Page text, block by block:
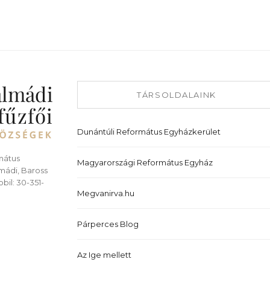
Baross
30-351-
TÁRSOLDALAINK
Dunántúli Református Egyházkerület
Magyarországi Református Egyház
Megvanirva.hu
Párperces Blog
Az Ige mellett